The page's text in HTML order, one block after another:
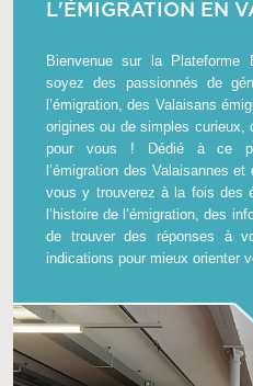
L'ÉMIGRATION EN
Bienvenue sur la Plateforme
soyez des passionnés de
l’émigration, des Valaisans
origines ou de simples curieux,
pour vous ! Dédié à ce
l’émigration des Valaisannes
vous y trouverez à la fois des
l’histoire de l’émigration, des
de trouver des réponses à
indications pour mieux orienter